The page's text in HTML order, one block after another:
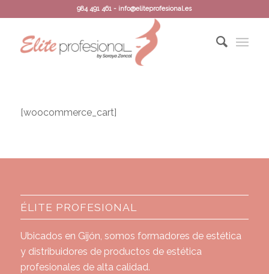
984 491 461 - info@eliteprofesional.es
[woocommerce_cart]
ÉLITE PROFESIONAL
Ubicados en Gijón, somos formadores de estética
y distribuidores de productos de estética
profesionales de alta calidad.